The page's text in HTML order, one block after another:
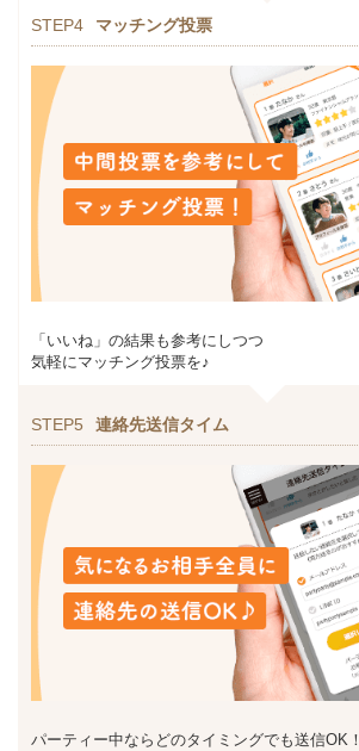
STEP4 マッチング投票
「いいね」の結果も参考にしつつ
気軽にマッチング投票を♪
STEP5 連絡先送信タイム
パーティー中ならどのタイミングでも送信OK！